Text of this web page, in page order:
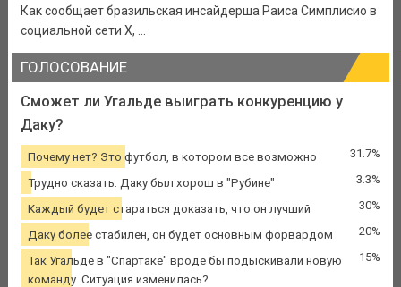
Как сообщает бразильская инсайдерша Раиса Симплисио в
социальной сети Х, ...
ГОЛОСОВАНИЕ
Сможет ли Угальде выиграть конкуренцию у
Даку?
Почему нет? Это футбол, в котором все возможно 31.7%
Трудно сказать. Даку был хорош в "Рубине" 3.3%
Каждый будет стараться доказать, что он лучший 30%
Даку более стабилен, он будет основным форвардом 20%
Так Угальде в "Спартаке" вроде бы подыскивали новую
команду. Ситуация изменилась?
15%